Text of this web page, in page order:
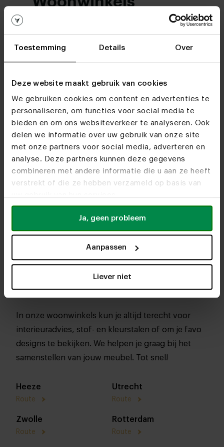
Toestemming Details Over
Deze website maakt gebruik van cookies
We gebruiken cookies om content en advertenties te
personaliseren, om functies voor social media te
bieden en om ons websiteverkeer te analyseren. Ook
delen we informatie over uw gebruik van onze site
met onze partners voor social media, adverteren en
analyse. Deze partners kunnen deze gegevens
combineren met andere informatie die u aan ze heeft
verstrekt of die ze hebben verzameld op basis van
Ja, geen probleem
Aanpassen
Liever niet
In onze woonwinkels kun je altijd terecht voor
interieuradvies, stof- en kleurstalen of om je favo
designs te bekijken. We helpen je graag bij het
samenstellen van jouw meubel. Tot snel!
Heeze
Route
Utrecht
Route
Zwolle
Route
Rotterdam
Route
Bezoek